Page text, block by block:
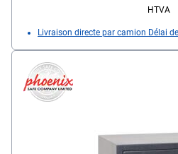
HTVA
Livraison directe par camion Délai